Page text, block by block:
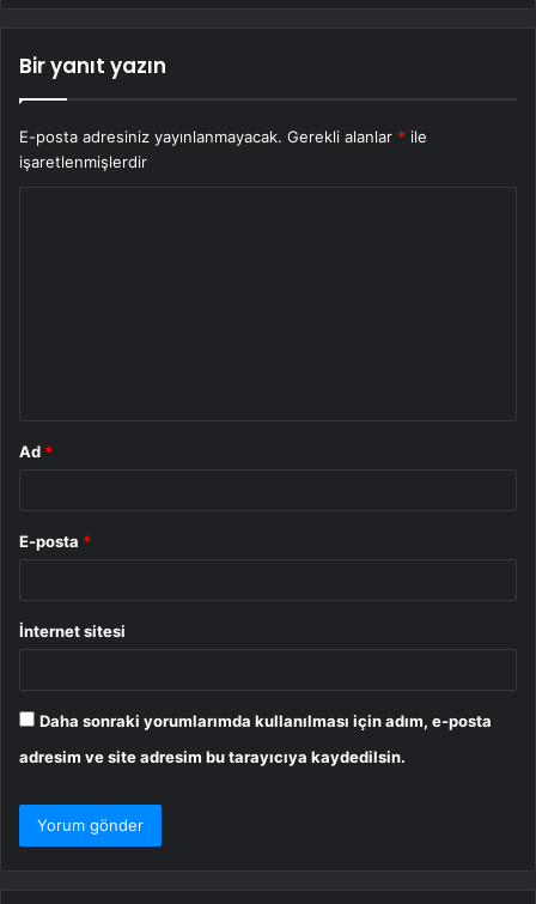
Bir yanıt yazın
E-posta adresiniz yayınlanmayacak. Gerekli alanlar * ile
işaretlenmişlerdir
Ad *
E-posta *
İnternet sitesi
Daha sonraki yorumlarımda kullanılması için adım, e-posta
adresim ve site adresim bu tarayıcıya kaydedilsin.